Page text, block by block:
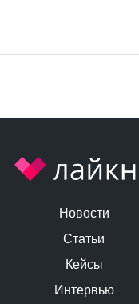
Новости
Статьи
Кейсы
Интервью